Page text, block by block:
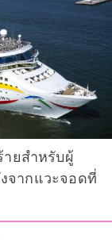
ายสำหรับผู้
จากแวะจอดที่